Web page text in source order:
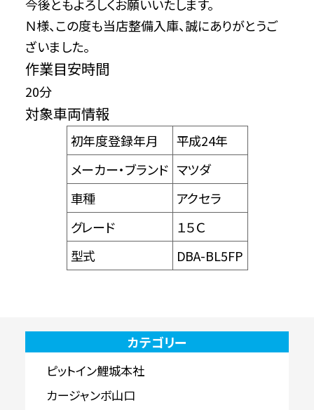
今後ともよろしくお願いいたします。
Ｎ様、この度も当店整備入庫、誠にありがとうご
ざいました。
作業目安時間
20分
対象車両情報
初年度登録年月
平成24年
メーカー・ブランド マツダ
車種
アクセラ
グレード
１５Ｃ
型式
DBA-BL5FP
カテゴリー
ピットイン鯉城本社
カージャンボ山口